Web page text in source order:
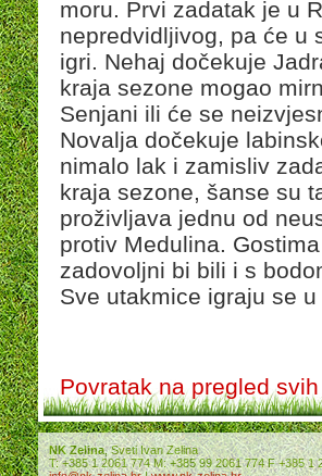
moru. Prvi zadatak je u
nepredvidljivog, pa će u
igri. Nehaj dočekuje
kraja sezone mogao
Senjani ili će se
Novalja dočekuje
nimalo lak i zamisliv
kraja sezone, šanse su
proživljava jednu od
protiv Medulina.
zadovoljni bi bili i s
Sve utakmice igraju se u
Povratak na pregled
NK Zelina, Sveti Ivan Zelina
T: +385 1 2061 774 M: +385 99 2061 774 F +385 1